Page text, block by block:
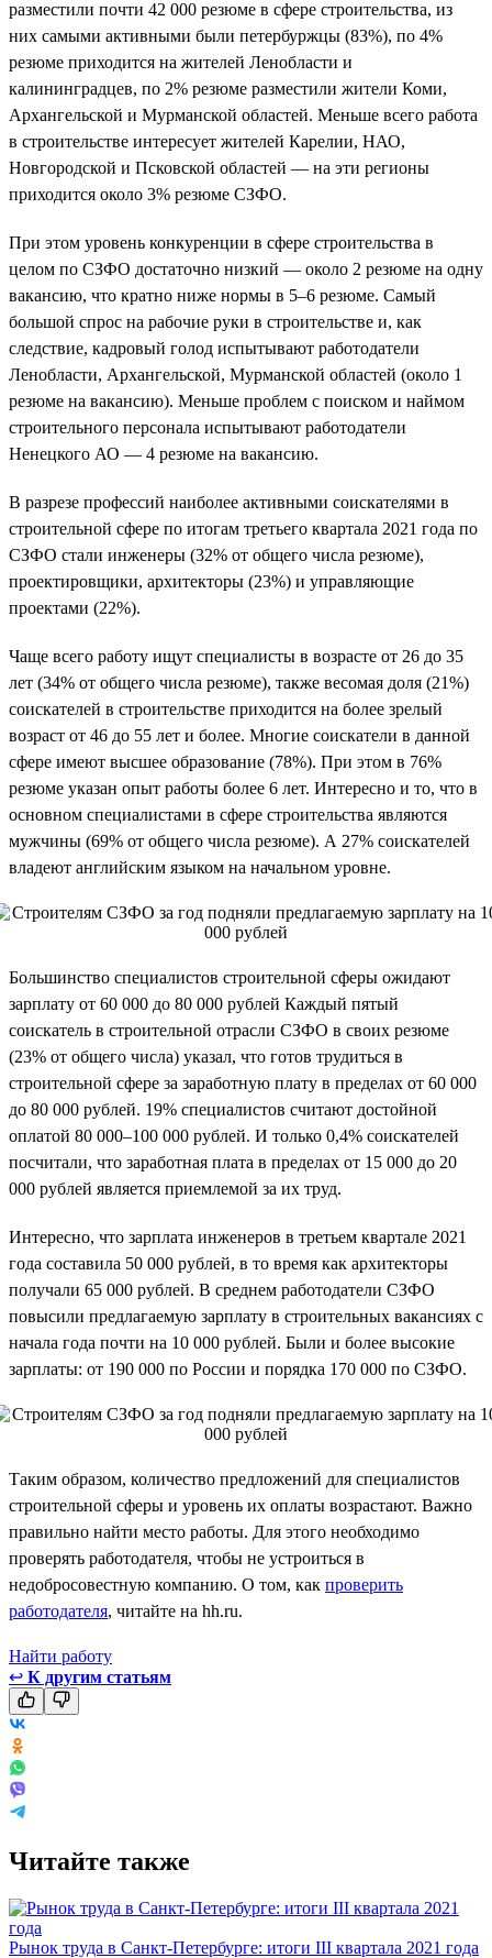
разместили почти 42 000 резюме в сфере строительства, из
них самыми активными были петербуржцы (83%), по 4%
резюме приходится на жителей Ленобласти и
калининградцев, по 2% резюме разместили жители Коми,
Архангельской и Мурманской областей. Меньше всего работа
в строительстве интересует жителей Карелии, НАО,
Новгородской и Псковской областей — на эти регионы
приходится около 3% резюме СЗФО.
При этом уровень конкуренции в сфере строительства в
целом по СЗФО достаточно низкий — около 2 резюме на одну
вакансию, что кратно ниже нормы в 5–6 резюме. Самый
большой спрос на рабочие руки в строительстве и, как
следствие, кадровый голод испытывают работодатели
Ленобласти, Архангельской, Мурманской областей (около 1
резюме на вакансию). Меньше проблем с поиском и наймом
строительного персонала испытывают работодатели
Ненецкого АО — 4 резюме на вакансию.
В разрезе профессий наиболее активными соискателями в
строительной сфере по итогам третьего квартала 2021 года по
СЗФО стали инженеры (32% от общего числа резюме),
проектировщики, архитекторы (23%) и управляющие
проектами (22%).
Чаще всего работу ищут специалисты в возрасте от 26 до 35
лет (34% от общего числа резюме), также весомая доля (21%)
соискателей в строительстве приходится на более зрелый
возраст от 46 до 55 лет и более. Многие соискатели в данной
сфере имеют высшее образование (78%). При этом в 76%
резюме указан опыт работы более 6 лет. Интересно и то, что в
основном специалистами в сфере строительства являются
мужчины (69% от общего числа резюме). А 27% соискателей
владеют английским языком на начальном уровне.
Большинство специалистов строительной сферы ожидают
зарплату от 60 000 до 80 000 рублей Каждый пятый
соискатель в строительной отрасли СЗФО в своих резюме
(23% от общего числа) указал, что готов трудиться в
строительной сфере за заработную плату в пределах от 60 000
до 80 000 рублей. 19% специалистов считают достойной
оплатой 80 000–100 000 рублей. И только 0,4% соискателей
посчитали, что заработная плата в пределах от 15 000 до 20
000 рублей является приемлемой за их труд.
Интересно, что зарплата инженеров в третьем квартале 2021
года составила 50 000 рублей, в то время как архитекторы
получали 65 000 рублей. В среднем работодатели СЗФО
повысили предлагаемую зарплату в строительных вакансиях с
начала года почти на 10 000 рублей. Были и более высокие
зарплаты: от 190 000 по России и порядка 170 000 по СЗФО.
Таким образом, количество предложений для специалистов
строительной сферы и уровень их оплаты возрастают. Важно
правильно найти место работы. Для этого необходимо
проверять работодателя, чтобы не устроиться в
недобросовестную компанию. О том, как проверить
работодателя, читайте на hh.ru.
Найти работу
↩ К другим статьям
Читайте также
Рынок труда в Санкт-Петербурге: итоги III квартала 2021 года